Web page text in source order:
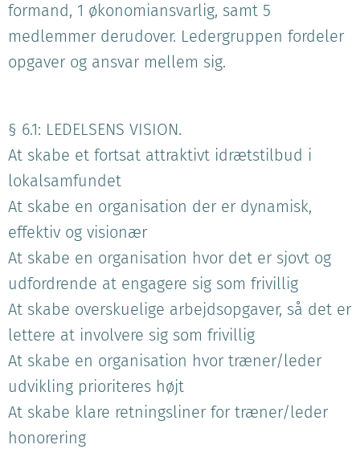
formand, 1 økonomiansvarlig, samt 5
medlemmer derudover. Ledergruppen fordeler
opgaver og ansvar mellem sig.
§ 6.1: LEDELSENS VISION.
At skabe et fortsat attraktivt idrætstilbud i
lokalsamfundet
At skabe en organisation der er dynamisk,
effektiv og visionær
At skabe en organisation hvor det er sjovt og
udfordrende at engagere sig som frivillig
At skabe overskuelige arbejdsopgaver, så det er
lettere at involvere sig som frivillig
At skabe en organisation hvor træner/leder
udvikling prioriteres højt
At skabe klare retningsliner for træner/leder
honorering